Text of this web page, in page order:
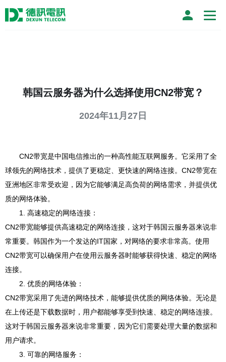
韩国云服务器为什么选择使用CN2带宽？
2024年11月27日
CN2带宽是中国电信推出的一种高性能互联网服务。它采用了全
球领先的网络技术，提供了更稳定、更快速的网络连接。CN2带宽在
亚洲地区非常受欢迎，因为它能够满足高负荷的网络需求，并提供优
质的网络体验。
1. 高速稳定的网络连接：
CN2带宽能够提供高速稳定的网络连接，这对于韩国云服务器来说非
常重要。韩国作为一个发达的IT国家，对网络的要求非常高。使用
CN2带宽可以确保用户在使用云服务器时能够获得快速、稳定的网络
连接。
2. 优质的网络体验：
CN2带宽采用了先进的网络技术，能够提供优质的网络体验。无论是
在上传还是下载数据时，用户都能够享受到快速、稳定的网络连接。
这对于韩国云服务器来说非常重要，因为它们需要处理大量的数据和
用户请求。
3. 可靠的网络服务：